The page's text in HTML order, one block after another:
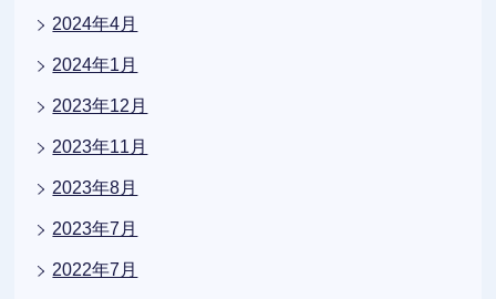
2024年4月
2024年1月
2023年12月
2023年11月
2023年8月
2023年7月
2022年7月